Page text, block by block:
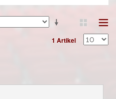
1 Artikel